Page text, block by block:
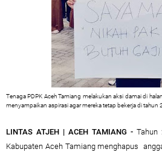
Tenaga PDPK Aceh Tamiang melakukan aksi damai di
menyampaikan aspirasi agar mereka tetap bekerja di
LINTAS ATJEH | ACEH TAMIANG - Tahun
Kabupaten Aceh Tamiang menghapus